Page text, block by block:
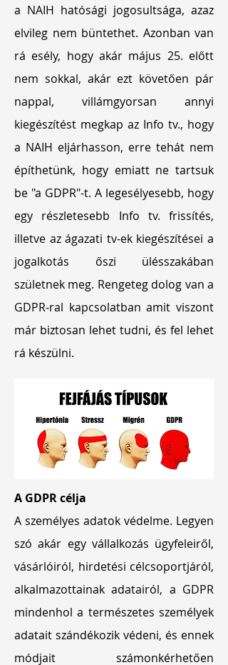
a NAIH hatósági jogosultsága, azaz
elvileg nem büntethet. Azonban van
rá esély, hogy akár május 25. előtt
nem sokkal, akár ezt követően pár
nappal, villámgyorsan annyi
kiegészítést megkap az Info tv., hogy
a NAIH eljárhasson, erre tehát nem
építhetünk, hogy emiatt ne tartsuk
be "a GDPR"-t. A legesélyesebb, hogy
egy részletesebb Info tv. frissítés,
illetve az ágazati tv-ek kiegészítései a
jogalkotás őszi ülésszakában
születnek meg. Rengeteg dolog van a
GDPR-ral kapcsolatban amit viszont
már biztosan lehet tudni, és fel lehet
rá készülni.
A GDPR célja
A személyes adatok védelme. Legyen
szó akár egy vállalkozás ügyfeleiről,
vásárlóiról, hirdetési célcsoportjáról,
alkalmazottainak adatairól, a GDPR
mindenhol a természetes személyek
adatait szándékozik védeni, és ennek
módjait számonkérhetően